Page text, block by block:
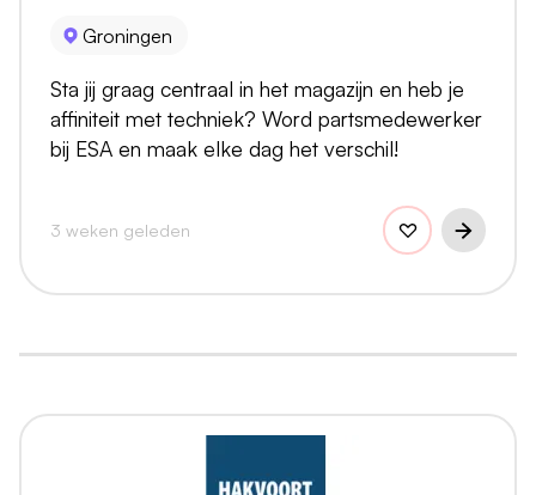
Groningen
Sta jij graag centraal in het magazijn en heb je
affiniteit met techniek? Word partsmedewerker
bij ESA en maak elke dag het verschil!
3 weken geleden